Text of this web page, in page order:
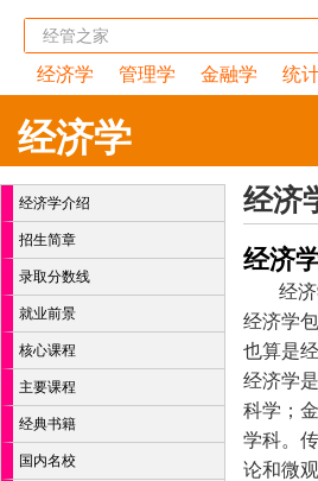
经济学
管理学 金融学 统
经济学
经济学介绍
招生简章
录取分数线
就业前景
核心课程
主要课程
经典书籍
国内名校
经济
经济
经
经济学
也算是
经济学
科学；
学科。
论和微